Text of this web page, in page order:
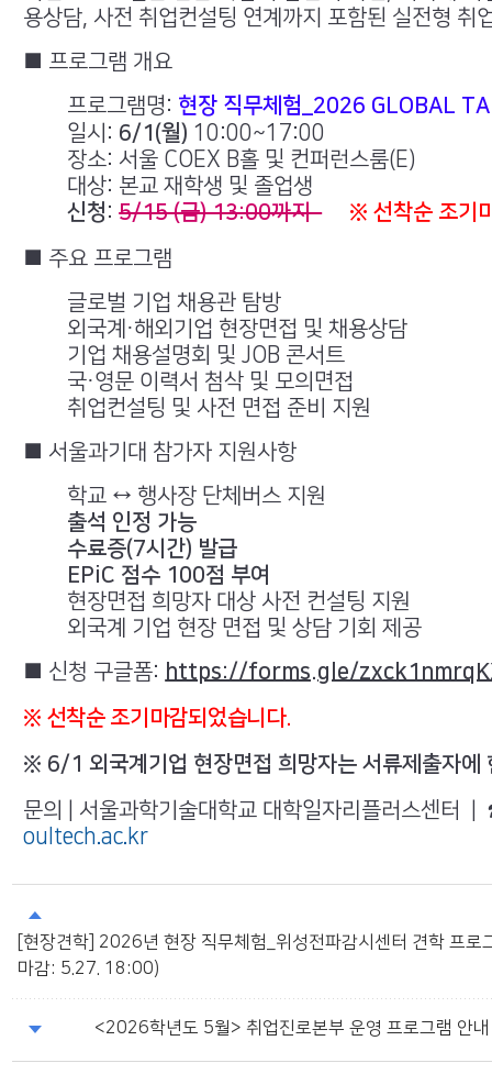
용상담, 사전 취업컨설팅 연계까지 포함된 실전형 취
■ 프로그램 개요
프로그램명: 현장 직무체험_ 2026 GLOBAL
일시: 6/1(월) 10:00~17:00
장소: 서울 COEX B홀 및 컨퍼런스룸(E)
대상: 본교 재학생 및 졸업생
신청: 5/15 (금) 13:00까지 ※ 선착순 조기
■ 주요 프로그램
글로벌 기업 채용관 탐방
외국계·해외기업 현장면접 및 채용상담
기업 채용설명회 및 JOB 콘서트
국·영문 이력서 첨삭 및 모의면접
취업컨설팅 및 사전 면접 준비 지원
■ 서울과기대 참가자 지원사항
학교 ↔ 행사장 단체버스 지원
출석 인정 가능
수료증(7시간) 발급
EPiC 점수 100점 부여
현장면접 희망자 대상 사전 컨설팅 지원
외국계 기업 현장 면접 및 상담 기회 제공
■ 신청 구글폼: https://forms.gle/
※ 선착순 조기마감되었습니다.
※ 6/1 외국계기업 현장면접 희망자는 서류제출자에
문의 | 서울과학기술대학교 대학일자리플러스
oultech.ac.kr
[현장견학] 2026년 현장 직무체험_위성전파감시센터 견학 프로
마감: 5.27. 18:00)
<2026학년도 5월> 취업진로본부 운영 프로그램 안내